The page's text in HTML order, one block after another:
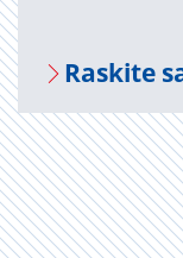
Ra­s­ki­te